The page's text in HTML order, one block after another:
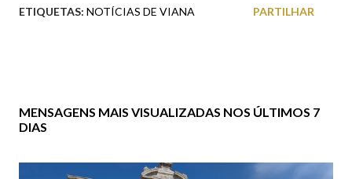
ETIQUETAS: NOTÍCIAS DE VIANA PARTILHAR
MENSAGENS MAIS VISUALIZADAS NOS ÚLTIMOS 7
DIAS